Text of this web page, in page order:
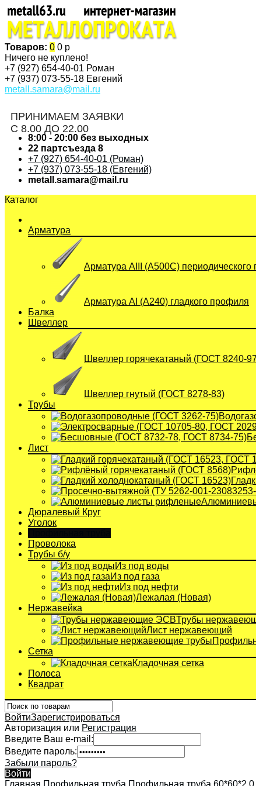
Товаров: 0 0 р
Ничего не куплено!
+7 (927) 654-40-01 Роман
+7 (937) 073-55-18 Евгений
metall.samara@mail.ru
ПРИНИМАЕМ ЗАЯВКИ
С 8.00 ДО 22.00
8:00 - 20:00 без выходных
22 партсъезда 8
+7 (927) 654-40-01 (Роман)
+7 (937) 073-55-18 (Евгений)
metall.samara@mail.ru
Каталог
Арматура
Арматура АIII (А500С) периодического
Арматура АI (A240) гладкого профиля
Балка
Швеллер
Швеллер горячекатаный (ГОСТ 8240-
Швеллер гнутый (ГОСТ 8278-83)
Трубы
Лист
Дюралевый Круг
Уголок
Проволока
Трубы б/у
Из под воды
Из под газа
Из под нефти
Лежалая (Новая)
Нержавейка
Трубы
Лист нержавеющий
Сетка
Кладочная сетка
Полоса
Квадрат
ВойтиЗарегистрироваться
Авторизация или Регистрация
Введите Ваш e-mail:
Введите пароль:
Забыли пароль?
Войти
Главная Профильная труба Профильная труба 60*60*2,0